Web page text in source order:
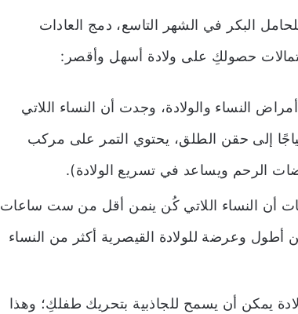
البكر في الشهر التاسع، دمج العادات
حصولكِ على ولادة أسهل وأقصر:
النساء والولادة، وجدت أن النساء اللاتي
إلى حقن الطلق، يحتوي التمر على مركب
الرحم ويساعد في تسريع الولادة).
أن النساء اللاتي كُن ينمن أقل من ست ساعات
أطول وعرضة للولادة القيصرية أكثر من النساء
يمكن أن يسمح للجاذبية بتحريك طفلكِ؛ وهذا